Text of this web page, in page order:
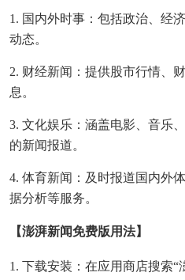
1. 国内外时事：包括政治、经
动态。
2. 财经新闻：提供股市行情、
息。
3. 文化娱乐：涵盖电影、音乐
的新闻报道。
4. 体育新闻：及时报道国内外
据分析等服务。
【澎湃新闻免费版用法】
1. 下载安装：在应用商店搜索